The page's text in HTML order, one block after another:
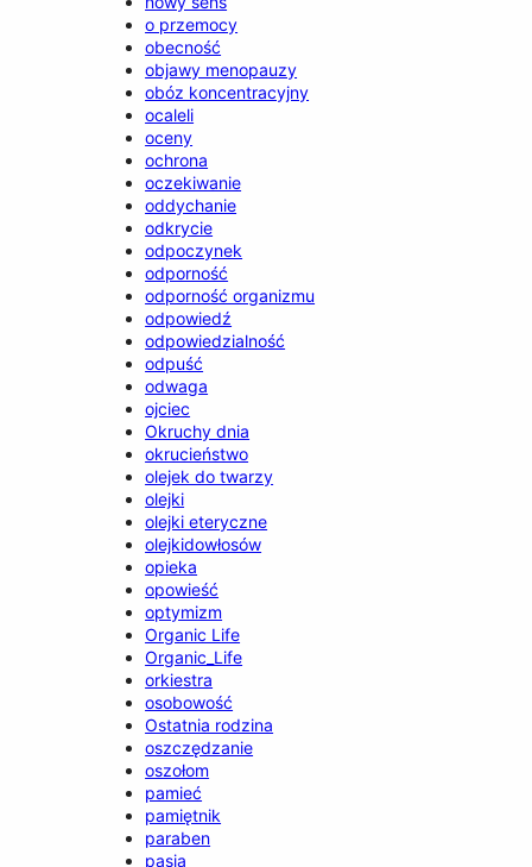
o przemocy
obecność
objawy menopauzy
obóz koncentracyjny
ocaleli
oceny
ochrona
oczekiwanie
oddychanie
odkrycie
odpoczynek
odporność
odporność organizmu
odpowiedź
odpowiedzialność
odpuść
odwaga
ojciec
Okruchy dnia
okrucieństwo
olejek do twarzy
olejki
olejki eteryczne
olejkidowłosów
opieka
opowieść
optymizm
Organic Life
Organic_Life
orkiestra
osobowość
Ostatnia rodzina
oszczędzanie
oszołom
pamieć
pamiętnik
paraben
pasja